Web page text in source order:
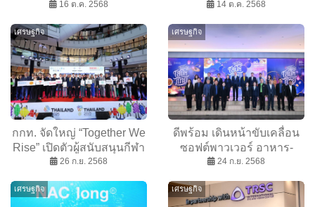
FRESH FROM FARM ส่ง
สู่มือผู้บริโภค
16 ต.ค. 2568
ลึก Gen Z และ Gen
14 ต.ค. 2568
เศรษฐกิจ
กกท. จัดใหญ่ “Together We
Rise” เปิดตัวผู้สนับสนุนกีฬา
ซีเกมส์ ครั้งที่ 33 ไทยเป็นเจ้า
26 ก.ย. 2568
เศรษฐกิจ
ดีพร้อม เดินหน้าขับเคลื่อน
ซอฟต์พาวเวอร์ อาหาร-
แฟชั่น จัดมหกรรมดีพร้อม
250 ล้าน
24 ก.ย. 2568
เศรษฐกิจ เศรษฐกิจ